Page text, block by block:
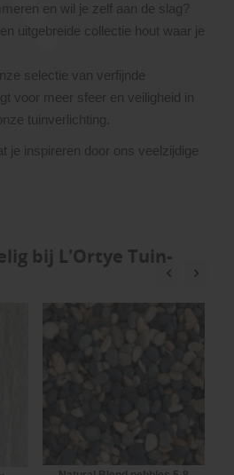
en wil je zelf aan de slag?
uitgebreide collectie hout waar je
selectie van verfijnde
voor meer sfeer en veiligheid in
tuinverlichting.
je inspireren door ons veelzijdige
bij L'Ortye Tuin-